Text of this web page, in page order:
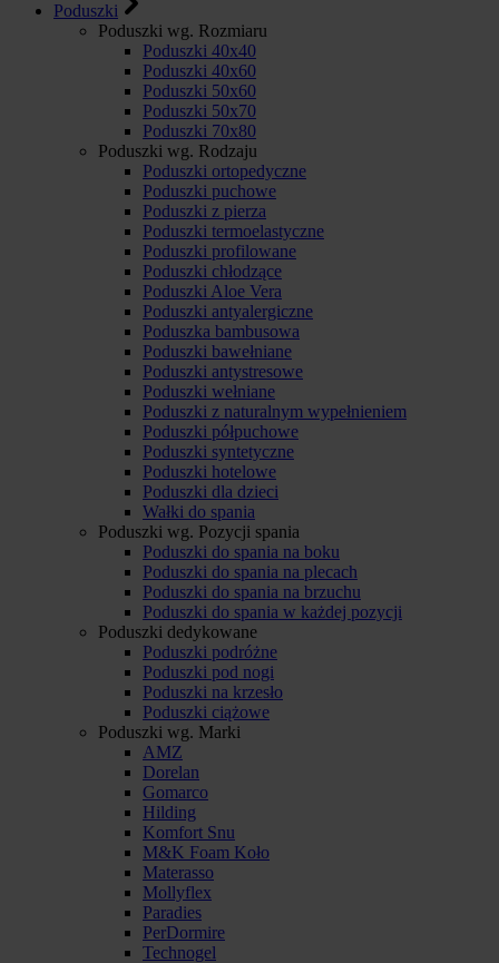
Poduszki
Poduszki wg. Rozmiaru
Poduszki 40x40
Poduszki 40x60
Poduszki 50x60
Poduszki 50x70
Poduszki 70x80
Poduszki wg. Rodzaju
Poduszki ortopedyczne
Poduszki puchowe
Poduszki z pierza
Poduszki termoelastyczne
Poduszki profilowane
Poduszki chłodzące
Poduszki Aloe Vera
Poduszki antyalergiczne
Poduszka bambusowa
Poduszki bawełniane
Poduszki antystresowe
Poduszki wełniane
Poduszki z naturalnym wypełnieniem
Poduszki półpuchowe
Poduszki syntetyczne
Poduszki hotelowe
Poduszki dla dzieci
Wałki do spania
Poduszki wg. Pozycji spania
Poduszki do spania na boku
Poduszki do spania na plecach
Poduszki do spania na brzuchu
Poduszki do spania w każdej pozycji
Poduszki dedykowane
Poduszki podróżne
Poduszki pod nogi
Poduszki na krzesło
Poduszki ciążowe
Poduszki wg. Marki
AMZ
Dorelan
Gomarco
Hilding
Komfort Snu
M&K Foam Koło
Materasso
Mollyflex
Paradies
PerDormire
Technogel